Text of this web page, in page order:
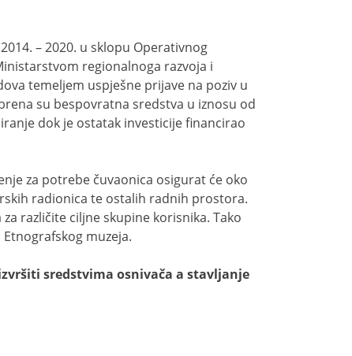
– 2020. u sklopu Operativnog
regionalnoga razvoja i
temeljem uspješne prijave na poziv u
su bespovratna sredstva u iznosu od
dok je ostatak investicije financirao
za potrebe čuvaonica osigurat će oko
radionica te ostalih radnih prostora.
različite ciljne skupine korisnika. Tako
muzeja.
sredstvima osnivača a stavljanje